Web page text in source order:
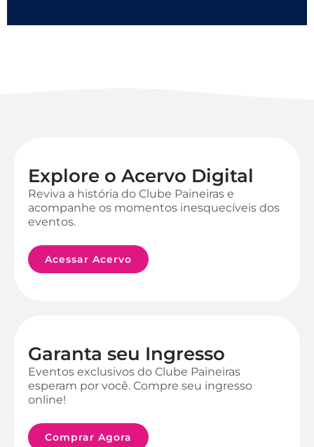
Explore o Acervo Digital
Reviva a história do Clube Paineiras e
acompanhe os momentos inesquecíveis dos
eventos.
Acessar Acervo
Garanta seu Ingresso
Eventos exclusivos do Clube Paineiras
esperam por você. Compre seu ingresso
online!
Comprar Agora